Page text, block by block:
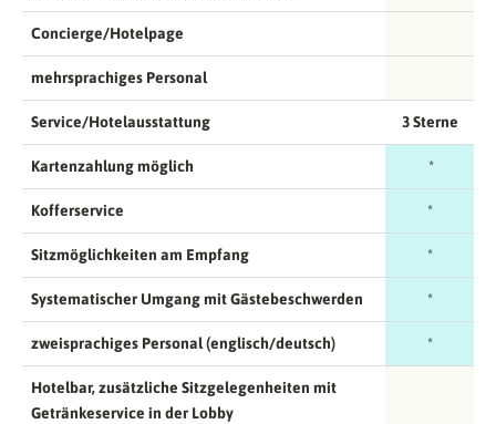
Concierge/Hotelpage
mehrsprachiges Personal
Service/Hotelausstattung 3 Sterne
Kartenzahlung möglich *
Kofferservice *
Sitzmöglichkeiten am Empfang *
Systematischer Umgang mit Gästebeschwerden *
zweisprachiges Personal (englisch/deutsch) *
Hotelbar, zusätzliche Sitzgelegenheiten mit
Getränkeservice in der Lobby